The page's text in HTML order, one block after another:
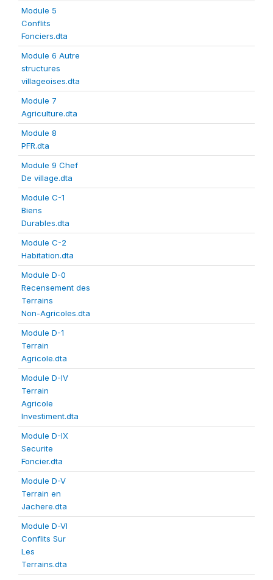
Module 5
Conflits
Fonciers.dta
Module 6 Autre
structures
villageoises.dta
Module 7
Agriculture.dta
Module 8
PFR.dta
Module 9 Chef
De village.dta
Module C-1
Biens
Durables.dta
Module C-2
Habitation.dta
Module D-0
Recensement des
Terrains
Non-Agricoles.dta
Module D-1
Terrain
Agricole.dta
Module D-IV
Terrain
Agricole
Investiment.dta
Module D-IX
Securite
Foncier.dta
Module D-V
Terrain en
Jachere.dta
Module D-VI
Conflits Sur
Les
Terrains.dta